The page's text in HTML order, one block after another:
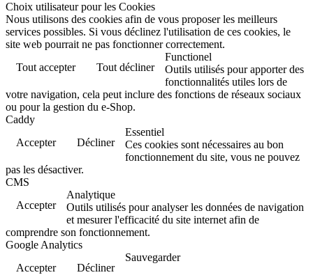
Choix utilisateur pour les Cookies
Nous utilisons des cookies afin de vous proposer les meilleurs
services possibles. Si vous déclinez l'utilisation de ces cookies, le
site web pourrait ne pas fonctionner correctement.
Tout accepter
Tout décliner
Functionel
Outils utilisés pour apporter des
fonctionnalités utiles lors de
votre navigation, cela peut inclure des fonctions de réseaux sociaux
ou pour la gestion du e-Shop.
Caddy
Accepter
Décliner
Essentiel
Ces cookies sont nécessaires au bon
fonctionnement du site, vous ne pouvez
pas les désactiver.
CMS
Accepter
Analytique
Outils utilisés pour analyser les données de navigation
et mesurer l'efficacité du site internet afin de
comprendre son fonctionnement.
Google Analytics
Accepter
Décliner
Sauvegarder